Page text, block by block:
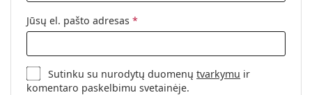
Kodas:
Sandro Deep Black
Jūsų el. pašto adresas *
Sutinku su nurodytų duomenųtvarkymu ir
komentaro paskelbimu svetainėje.